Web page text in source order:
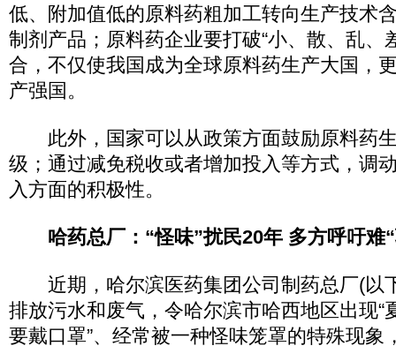
低、附加值低的原料药粗加工转向生产技术
制剂产品；原料药企业要打破“小、散、乱、
合，不仅使我国成为全球原料药生产大国，
产强国。
此外，国家可以从政策方面鼓励原料药
级；通过减免税收或者增加投入等方式，调
入方面的积极性。
哈药总厂：“怪味”扰民20年 多方呼吁难
近期，哈尔滨医药集团公司制药总厂(以
排放污水和废气，令哈尔滨市哈西地区出现“
要戴口罩”、经常被一种怪味笼罩的特殊现象